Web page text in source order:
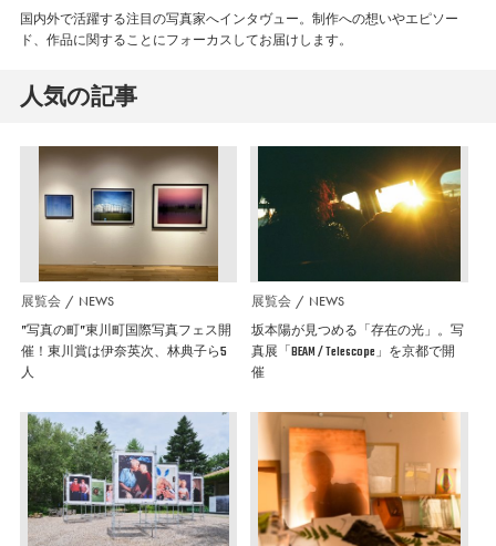
国内外で活躍する注目の写真家へインタヴュー。制作への想いやエピソー
ド、作品に関することにフォーカスしてお届けします。
人気の記事
展覧会 NEWS
”写真の町”東川町国際写真フェス開
催！東川賞は伊奈英次、林典子ら5
人
展覧会 NEWS
坂本陽が見つめる「存在の光」。写
真展「BEAM / Telescope」を京都で開
催